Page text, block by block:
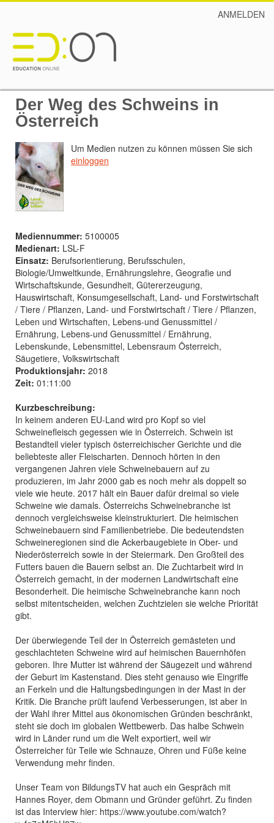
ANMELDEN
Der Weg des Schweins in
Österreich
Um Medien nutzen zu können müssen Sie sich
einloggen
Mediennummer: 5100005
Medienart: LSL-F
Einsatz: Berufsorientierung, Berufsschulen,
Biologie/Umweltkunde, Ernährungslehre, Geografie und
Wirtschaftskunde, Gesundheit, Gütererzeugung,
Hauswirtschaft, Konsumgesellschaft, Land- und Forstwirtschaft
/ Tiere / Pflanzen, Land- und Forstwirtschaft / Tiere / Pflanzen,
Leben und Wirtschaften, Lebens-und Genussmittel /
Ernährung, Lebens-und Genussmittel / Ernährung,
Lebenskunde, Lebensmittel, Lebensraum Österreich,
Säugetiere, Volkswirtschaft
Produktionsjahr: 2018
Zeit: 01:11:00
Kurzbeschreibung:
In keinem anderen EU-Land wird pro Kopf so viel
Schweinefleisch gegessen wie in Österreich. Schwein ist
Bestandteil vieler typisch österreichischer Gerichte und die
beliebteste aller Fleischarten. Dennoch hörten in den
vergangenen Jahren viele Schweinebauern auf zu
produzieren, im Jahr 2000 gab es noch mehr als doppelt so
viele wie heute. 2017 hält ein Bauer dafür dreimal so viele
Schweine wie damals. Österreichs Schweinebranche ist
dennoch vergleichsweise kleinstrukturiert. Die heimischen
Schweinebauern sind Familienbetriebe. Die bedeutendsten
Schweineregionen sind die Ackerbaugebiete in Ober- und
Niederösterreich sowie in der Steiermark. Den Großteil des
Futters bauen die Bauern selbst an. Die Zuchtarbeit wird in
Österreich gemacht, in der modernen Landwirtschaft eine
Besonderheit. Die heimische Schweinebranche kann noch
selbst mitentscheiden, welchen Zuchtzielen sie welche Priorität
gibt.
Der überwiegende Teil der in Österreich gemästeten und
geschlachteten Schweine wird auf heimischen Bauernhöfen
geboren. Ihre Mutter ist während der Säugezeit und während
der Geburt im Kastenstand. Dies steht genauso wie Eingriffe
an Ferkeln und die Haltungsbedingungen in der Mast in der
Kritik. Die Branche prüft laufend Verbesserungen, ist aber in
der Wahl ihrer Mittel aus ökonomischen Gründen beschränkt,
steht sie doch im globalen Wettbewerb. Das halbe Schwein
wird in Länder rund um die Welt exportiert, weil wir
Österreicher für Teile wie Schnauze, Ohren und Füße keine
Verwendung mehr finden.
Unser Team von BildungsTV hat auch ein Gespräch mit
Hannes Royer, dem Obmann und Gründer geführt. Zu finden
ist das Interview hier: https://www.youtube.com/watch?